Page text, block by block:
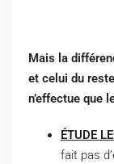
Mais la
et celui du
n’effectue que
ÉTUDE
fait pas